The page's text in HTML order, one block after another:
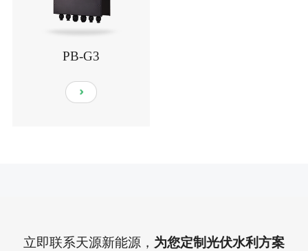
PB-G3
立即联系天源新能源， 为您定制光伏水利方案